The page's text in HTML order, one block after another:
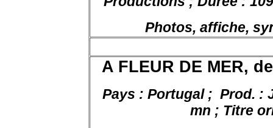
Photos, affiche,
A FLEUR DE MER,
Pays : Portugal ; Prod. :
mn ; Titre